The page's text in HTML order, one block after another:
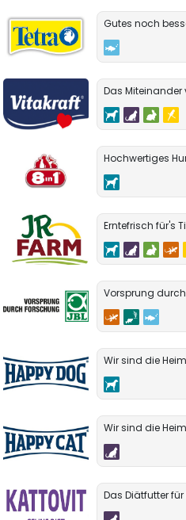
Gutes noch
Das Miteinander
Hochwertiges
Erntefrisch für's
Vorsprung
Wir sind die
Wir sind die
Das Diätfutter für